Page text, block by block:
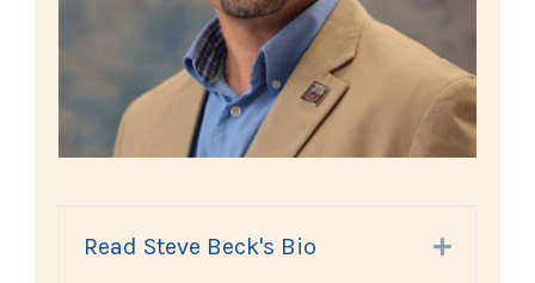
Read Steve Beck's Bio Expand